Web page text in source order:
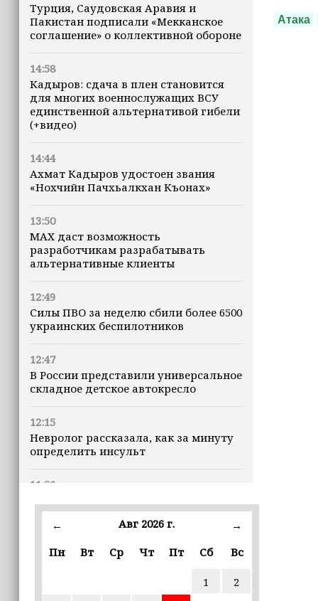
Турция, Саудовская Аравия и
Пакистан подписали «Мекканское
соглашение» о коллективной обороне
14:58
Кадыров: сдача в плен становится
для многих военнослужащих ВСУ
единственной альтернативой гибели
(+видео)
14:44
Ахмат Кадыров удостоен звания
«Нохчийн Пачхьалкхан Къонах»
13:50
MAX даст возможность
разработчикам разрабатывать
альтернативные клиенты
12:49
Силы ПВО за неделю сбили более 6500
украинских беспилотников
12:47
В России представили универсальное
складное детское автокресло
12:15
Невролог рассказала, как за минуту
определить инсульт
11:56
моста
11:06
В Тольятти пенсионер передал
мошенникам куски газет под видом
← Авг 2026 г.
→
Пн
Вт Ср Чт Пт Сб Вс
1
2
Атака